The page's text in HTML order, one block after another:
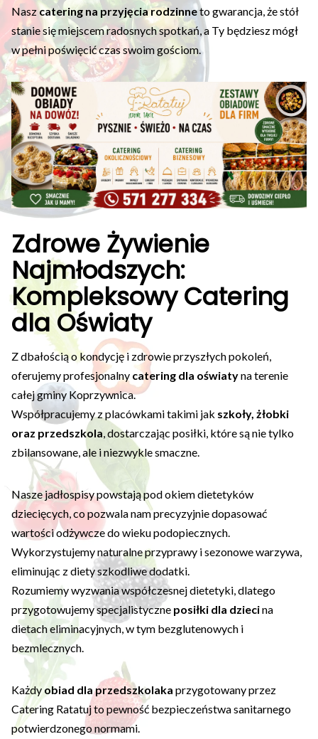
Naszcatering na przyjęcia rodzinneto gwarancja, że stół
stanie się miejscem radosnych spotkań, a Ty będziesz mógł
w pełni poświęcić czas swoim gościom.
Zdrowe Żywienie
Najmłodszych:
Kompleksowy Catering
dla Oświaty
Z dbałością o kondycję i zdrowie przyszłych pokoleń,
oferujemy profesjonalny catering dla oświatyna terenie
całej gminy Koprzywnica.
Współpracujemy z placówkami takimi jak szkoły, żłobki
oraz przedszkola, dostarczając posiłki, które są nie tylko
zbilansowane, ale i niezwykle smaczne.
Nasze jadłospisy powstają pod okiem dietetyków
dziecięcych, co pozwala nam precyzyjnie dopasować
wartości odżywcze do wieku podopiecznych.
Wykorzystujemy naturalne przyprawy i sezonowe warzywa,
eliminując z diety szkodliwe dodatki.
Rozumiemy wyzwania współczesnej dietetyki, dlatego
przygotowujemy specjalistyczne posiłki dla dziecina
dietach eliminacyjnych, w tym bezglutenowych i
bezmlecznych.
Każdy obiad dla przedszkolaka przygotowany przez
Catering Ratatuj to pewność bezpieczeństwa sanitarnego
potwierdzonego normami.